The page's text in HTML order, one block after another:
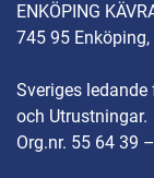
ENKÖPING
745 95 Enköping,
Sveriges
och Utrustningar.
Org.nr. 55 64 39